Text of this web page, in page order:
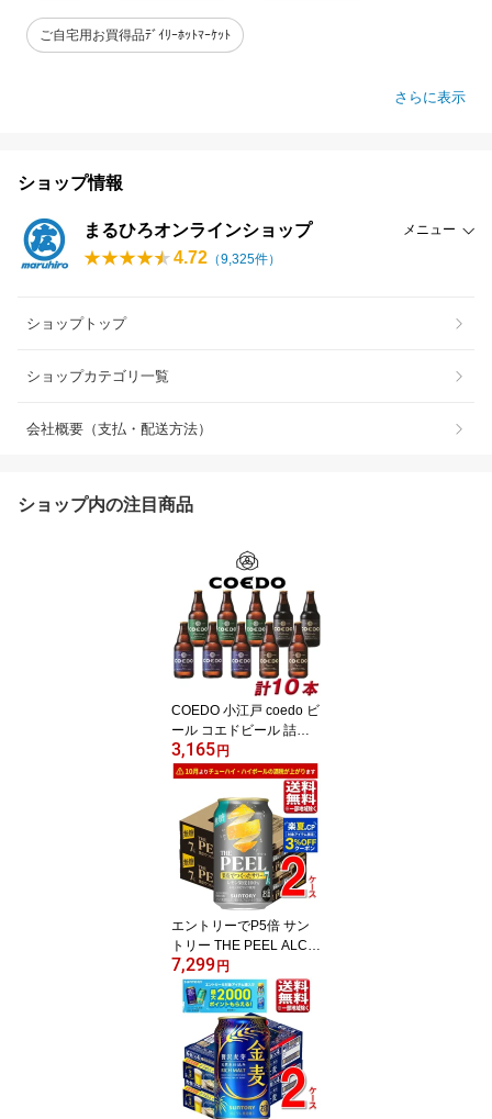
ご自宅用お買得品ﾃﾞｲﾘｰﾎｯﾄﾏｰｹｯﾄ
さらに表示
ショップ情報
まるひろオンラインショップ メニュー
4.72 （9,325件）
ショップトップ
ショップカテゴリ一覧
会社概要（支払・配送方法）
ショップ内の注目商品
COEDO 小江戸 coedo ビ
ール コエドビール 詰め
合わせ COEDO－B10B
御祝 内祝 贈り物 プレゼ
ント ギフト 地ビール
3,165 円
エントリーでP5倍 サン
トリー THE PEEL ALC.
7% 350ml 48本 2ケース
サントリー レモン チュ
ーハイ サワー 指定地域
送料無料 ザ ピール エン
トリーでポイント5倍（8
月11日01：59迄）
7,299 円